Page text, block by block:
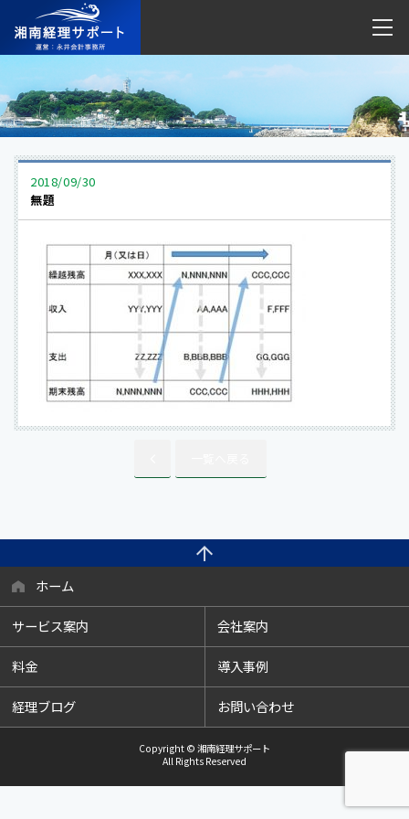
2018/09/30
無題
ホーム
サービス案内 会社案内
料金 導入事例
経理ブログ お問い合わせ
Copyright © 湘南経理サポート
All Rights Reserved